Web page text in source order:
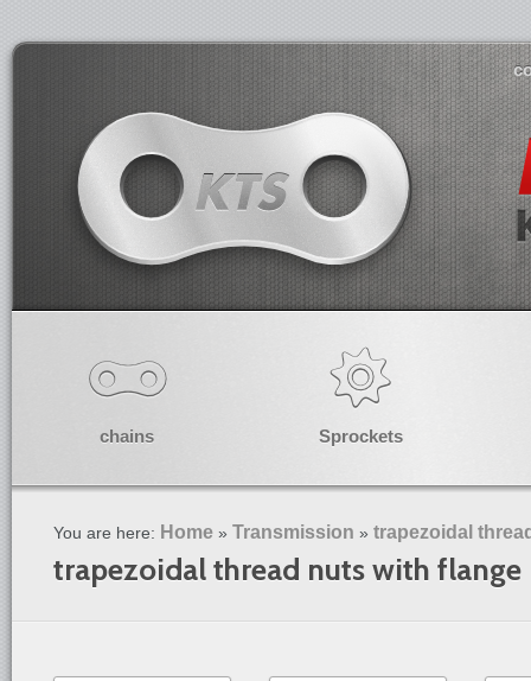
chains Sprockets
You are here: Home » Transmission » trapezoidal
trapezoidal thread nuts with flange